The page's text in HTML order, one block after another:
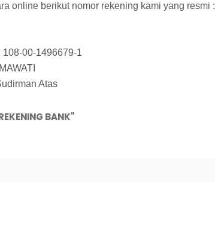
online berikut nomor rekening kami yang resmi :
108-00-1496679-1
Atas
BANK"